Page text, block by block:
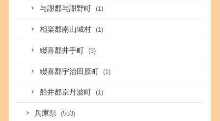
与謝郡与謝野町 (1)
相楽郡南山城村 (1)
綴喜郡井手町 (3)
綴喜郡宇治田原町 (1)
船井郡京丹波町 (1)
兵庫県 (553)